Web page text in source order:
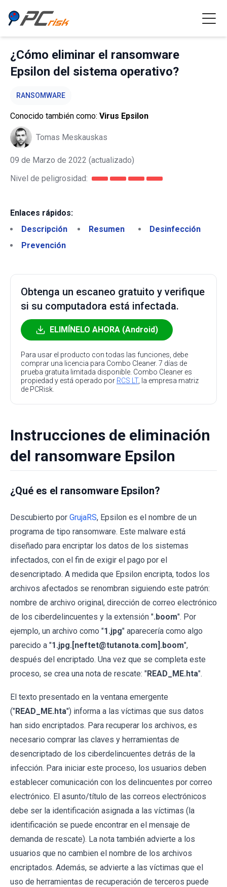
¿Cómo eliminar el ransomware
Epsilon del sistema operativo?
RANSOMWARE
Conocido también como: Virus Epsilon
Tomas Meskauskas
09 de Marzo de 2022 (actualizado)
Nivel de peligrosidad:
Enlaces rápidos:
Descripción
Resumen
Desinfección
Prevención
Obtenga un escaneo gratuito y verifique
si su computadora está infectada.
ELIMÍNELO AHORA (Android)
Para usar el producto con todas las funciones, debe
comprar una licencia para Combo Cleaner. 7 días de
prueba gratuita limitada disponible. Combo Cleaner es
propiedad y está operado por RCS LT, la empresa matriz
de PCRisk.
Instrucciones de eliminación
del ransomware Epsilon
¿Qué es el ransomware Epsilon?
Descubierto por GrujaRS, Epsilon es el nombre de un
programa de tipo ransomware. Este malware está
diseñado para encriptar los datos de los sistemas
infectados, con el fin de exigir el pago por el
desencriptado. A medida que Epsilon encripta, todos los
archivos afectados se renombran siguiendo este patrón:
nombre de archivo original, dirección de correo electrónico
de los ciberdelincuentes y la extensión ".boom". Por
ejemplo, un archivo como "1.jpg" aparecería como algo
parecido a "1.jpg.[neftet@tutanota.com].boom",
después del encriptado. Una vez que se completa este
proceso, se crea una nota de rescate: "READ_ME.hta".
El texto presentado en la ventana emergente
("READ_ME.hta") informa a las víctimas que sus datos
han sido encriptados. Para recuperar los archivos, es
necesario comprar las claves y herramientas de
desencriptado de los ciberdelincuentes detrás de la
infección. Para iniciar este proceso, los usuarios deben
establecer comunicación con los delincuentes por correo
electrónico. El asunto/título de las correos electrónicos
debe ser la identificación asignada a las víctimas (la
identificación se puede encontrar en el mensaje de
demanda de rescate). La nota también advierte a los
usuarios que no cambien el nombre de los archivos
encriptados. Además, se advierte a las víctimas que el
uso de herramientas de recuperación de terceros puede